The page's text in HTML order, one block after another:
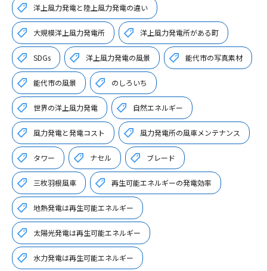
洋上風力発電と陸上風力発電の違い
大規模洋上風力発電所 洋上風力発電所がある町
SDGs 洋上風力発電の風景 能代市の写真素材
能代市の風景 のしろいち
世界の洋上風力発電 自然エネルギー
風力発電と発電コスト 風力発電所の風車メンテナンス
タワー ナセル ブレード
三枚羽根風車 再生可能エネルギーの発電効率
地熱発電は再生可能エネルギー
太陽光発電は再生可能エネルギー
水力発電は再生可能エネルギー